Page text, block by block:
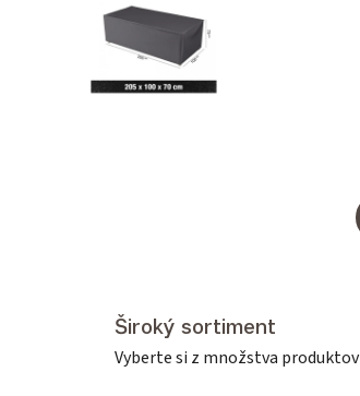
Široký sortiment
Vyberte si z množstva produktov